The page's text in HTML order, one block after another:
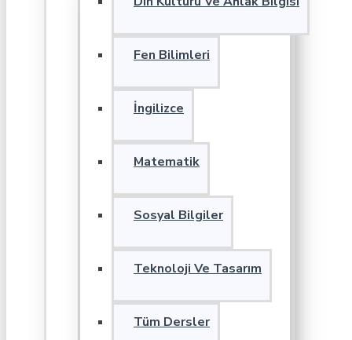
Fen Bilimleri
İngilizce
Matematik
Sosyal Bilgiler
Teknoloji Ve Tasarım
Tüm Dersler